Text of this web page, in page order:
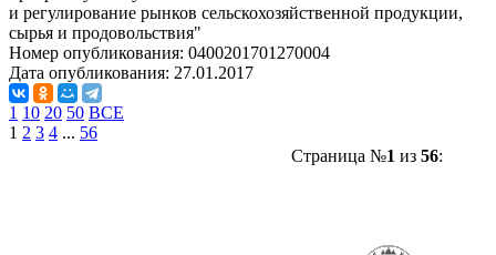
и регулирование рынков сельскохозяйственной продукции,
сырья и продовольствия"
Номер опубликования: 0400201701270004
Дата опубликования: 27.01.2017
1 10 20 50 ВСЕ
1 2 3 4 ... 56
Страница №1 из 56: